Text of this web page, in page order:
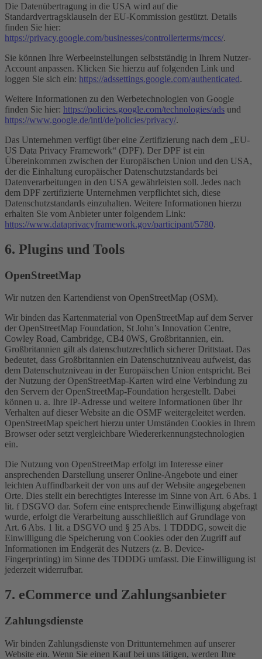
Die Datenübertragung in die USA wird auf die
Standardvertragsklauseln der EU-Kommission gestützt. Details
finden Sie hier:
https://privacy.google.com/businesses/controllerterms/mccs/.
Sie können Ihre Werbeeinstellungen selbstständig in Ihrem Nutzer-
Account anpassen. Klicken Sie hierzu auf folgenden Link und
loggen Sie sich ein: https://adssettings.google.com/authenticated.
Weitere Informationen zu den Werbetechnologien von Google
finden Sie hier: https://policies.google.com/technologies/ads und
https://www.google.de/intl/de/policies/privacy/.
Das Unternehmen verfügt über eine Zertifizierung nach dem „EU-
US Data Privacy Framework“ (DPF). Der DPF ist ein
Übereinkommen zwischen der Europäischen Union und den USA,
der die Einhaltung europäischer Datenschutzstandards bei
Datenverarbeitungen in den USA gewährleisten soll. Jedes nach
dem DPF zertifizierte Unternehmen verpflichtet sich, diese
Datenschutzstandards einzuhalten. Weitere Informationen hierzu
erhalten Sie vom Anbieter unter folgendem Link:
https://www.dataprivacyframework.gov/participant/5780.
6. Plugins und Tools
OpenStreetMap
Wir nutzen den Kartendienst von OpenStreetMap (OSM).
Wir binden das Kartenmaterial von OpenStreetMap auf dem Server
der OpenStreetMap Foundation, St John’s Innovation Centre,
Cowley Road, Cambridge, CB4 0WS, Großbritannien, ein.
Großbritannien gilt als datenschutzrechtlich sicherer Drittstaat. Das
bedeutet, dass Großbritannien ein Datenschutzniveau aufweist, das
dem Datenschutzniveau in der Europäischen Union entspricht. Bei
der Nutzung der OpenStreetMap-Karten wird eine Verbindung zu
den Servern der OpenStreetMap-Foundation hergestellt. Dabei
können u. a. Ihre IP-Adresse und weitere Informationen über Ihr
Verhalten auf dieser Website an die OSMF weitergeleitet werden.
OpenStreetMap speichert hierzu unter Umständen Cookies in Ihrem
Browser oder setzt vergleichbare Wiedererkennungstechnologien
ein.
Die Nutzung von OpenStreetMap erfolgt im Interesse einer
ansprechenden Darstellung unserer Online-Angebote und einer
leichten Auffindbarkeit der von uns auf der Website angegebenen
Orte. Dies stellt ein berechtigtes Interesse im Sinne von Art. 6 Abs. 1
lit. f DSGVO dar. Sofern eine entsprechende Einwilligung abgefragt
wurde, erfolgt die Verarbeitung ausschließlich auf Grundlage von
Art. 6 Abs. 1 lit. a DSGVO und § 25 Abs. 1 TDDDG, soweit die
Einwilligung die Speicherung von Cookies oder den Zugriff auf
Informationen im Endgerät des Nutzers (z. B. Device-
Fingerprinting) im Sinne des TDDDG umfasst. Die Einwilligung ist
jederzeit widerrufbar.
7. eCommerce und Zahlungs­anbieter
Zahlungsdienste
Wir binden Zahlungsdienste von Drittunternehmen auf unserer
Website ein. Wenn Sie einen Kauf bei uns tätigen, werden Ihre